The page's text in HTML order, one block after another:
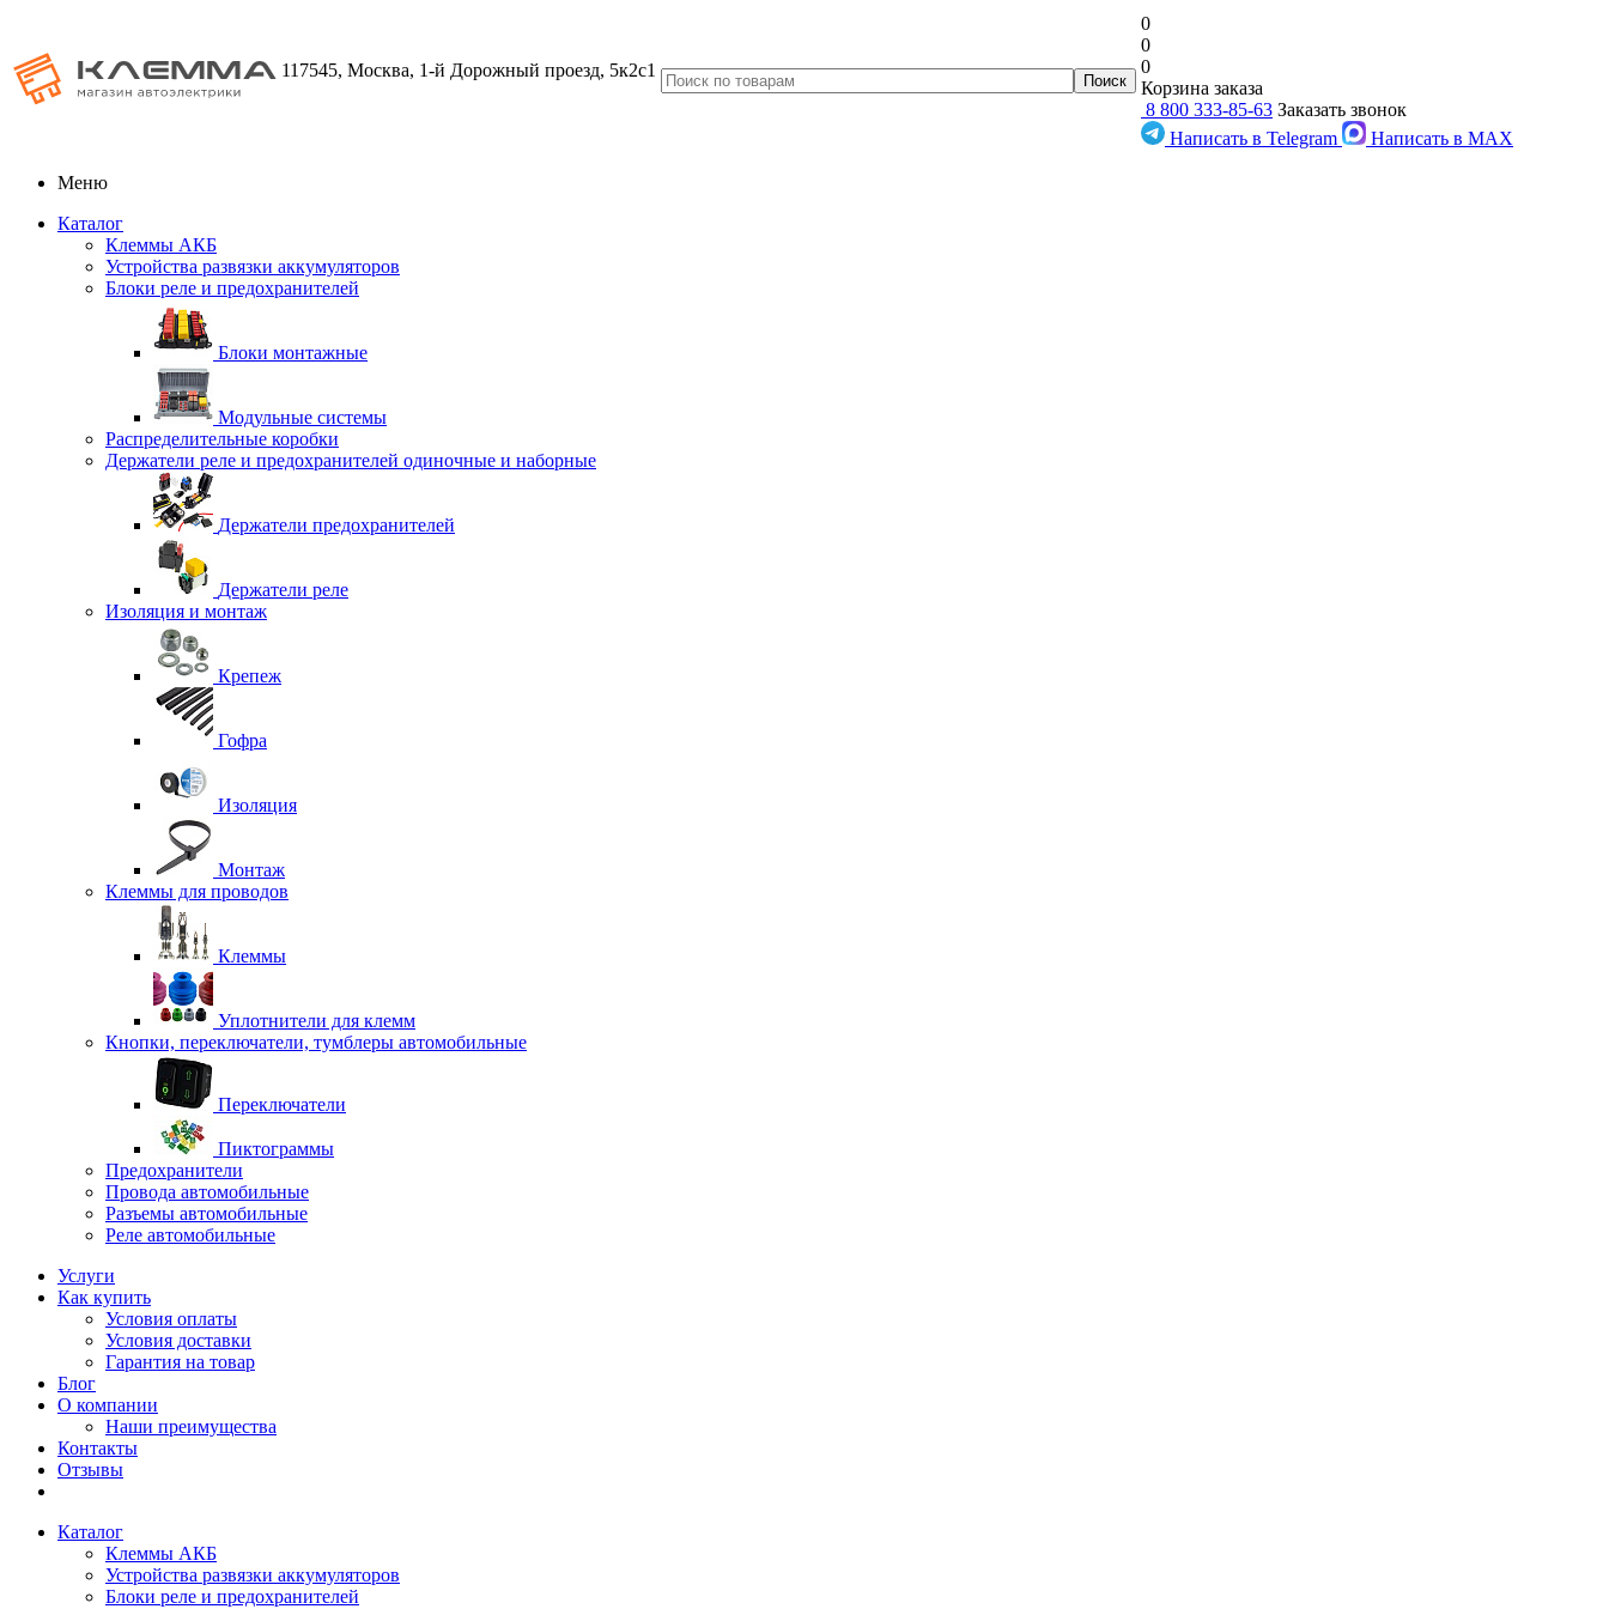
117545, Москва, 1-й Дорожный проезд, 5к2с1
0
0
0
Корзина заказа
8 800 333-85-63 Заказать звонок
Написать в Telegram
Написать в MAX
Меню
Каталог
Клеммы АКБ
Устройства развязки аккумуляторов
Блоки реле и предохранителей
Блоки монтажные
Модульные системы
Распределительные коробки
Держатели реле и предохранителей одиночные и наборные
Держатели предохранителей
Держатели реле
Изоляция и монтаж
Крепеж
Гофра
Изоляция
Монтаж
Клеммы для проводов
Клеммы
Уплотнители для клемм
Кнопки, переключатели, тумблеры автомобильные
Переключатели
Пиктограммы
Предохранители
Провода автомобильные
Разъемы автомобильные
Реле автомобильные
Услуги
Как купить
Условия оплаты
Условия доставки
Гарантия на товар
Блог
О компании
Наши преимущества
Контакты
Отзывы
Каталог
Клеммы АКБ
Устройства развязки аккумуляторов
Блоки реле и предохранителей